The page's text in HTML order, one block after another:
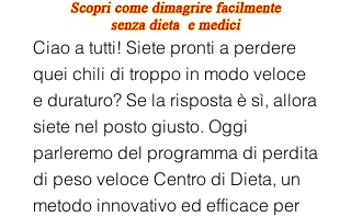
Ciao a tutti! Siete pronti a perdere
quei chili di troppo in modo veloce
e duraturo? Se la risposta è sì, allora
siete nel posto giusto. Oggi
parleremo del programma di perdita
di peso veloce Centro di Dieta, un
metodo innovativo ed efficace per